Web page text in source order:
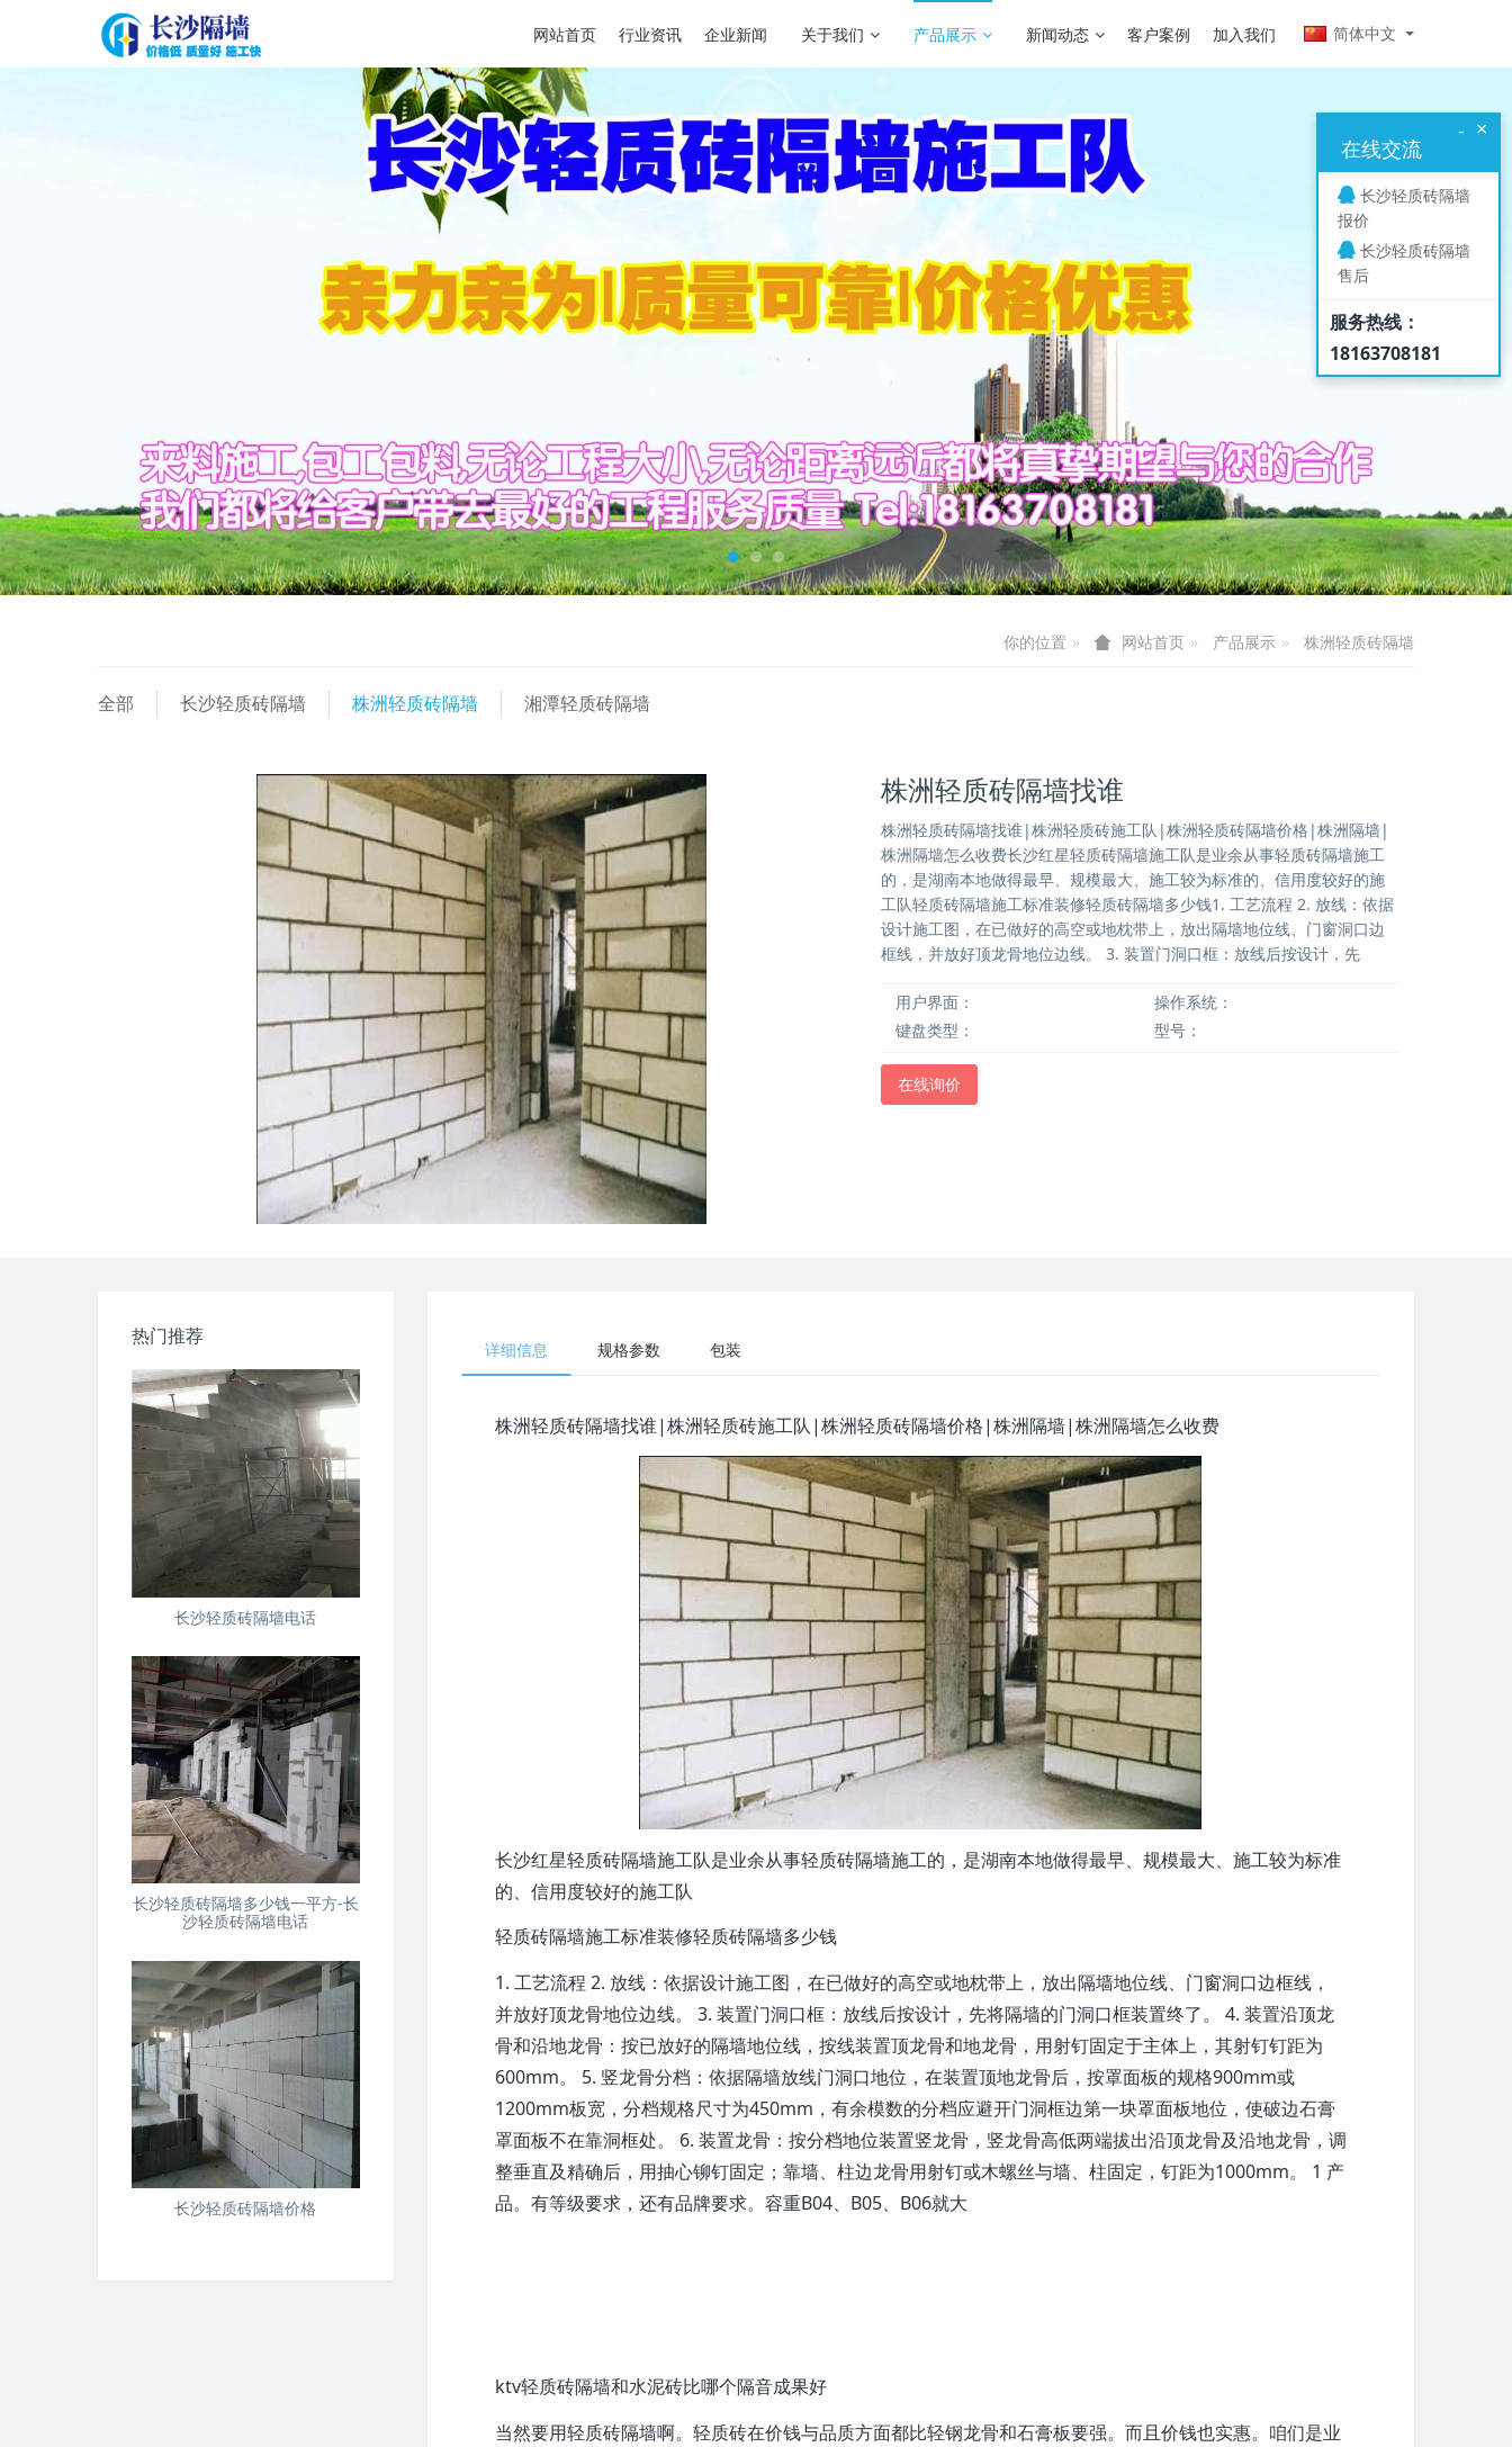
简体中文
网站首页 行业资讯 企业新闻 关于我们 产品展示 新闻动态 客户案例 加入我们
你的位置 网站首页 产品展示 株洲轻质砖隔墙
全部 长沙轻质砖隔墙 株洲轻质砖隔墙 湘潭轻质砖隔墙
株洲轻质砖隔墙找谁
株洲轻质砖隔墙找谁|株洲轻质砖施工队|株洲轻质砖隔墙价格|株洲隔墙|
株洲隔墙怎么收费长沙红星轻质砖隔墙施工队是业余从事轻质砖隔墙施工
的，是湖南本地做得最早、规模最大、施工较为标准的、信用度较好的施
工队轻质砖隔墙施工标准装修轻质砖隔墙多少钱1. 工艺流程 2. 放线：依据
设计施工图，在已做好的高空或地枕带上，放出隔墙地位线、门窗洞口边
框线，并放好顶龙骨地位边线。 3. 装置门洞口框：放线后按设计，先
用户界面：
操作系统：
键盘类型：
型号：
在线询价
详细信息 规格参数 包装
株洲轻质砖隔墙找谁|株洲轻质砖施工队|株洲轻质砖隔墙价格|株洲隔墙|株洲隔墙怎么收费
长沙红星轻质砖隔墙施工队是业余从事轻质砖隔墙施工的，是湖南本地做得最早、规模最大、施工较为标准
的、信用度较好的施工队
轻质砖隔墙施工标准装修轻质砖隔墙多少钱
1. 工艺流程 2. 放线：依据设计施工图，在已做好的高空或地枕带上，放出隔墙地位线、门窗洞口边框线，
并放好顶龙骨地位边线。 3. 装置门洞口框：放线后按设计，先将隔墙的门洞口框装置终了。 4. 装置沿顶龙
骨和沿地龙骨：按已放好的隔墙地位线，按线装置顶龙骨和地龙骨，用射钉固定于主体上，其射钉钉距为
600mm。 5. 竖龙骨分档：依据隔墙放线门洞口地位，在装置顶地龙骨后，按罩面板的规格900mm或
1200mm板宽，分档规格尺寸为450mm，有余模数的分档应避开门洞框边第一块罩面板地位，使破边石膏
罩面板不在靠洞框处。 6. 装置龙骨：按分档地位装置竖龙骨，竖龙骨高低两端拔出沿顶龙骨及沿地龙骨，调
整垂直及精确后，用抽心铆钉固定；靠墙、柱边龙骨用射钉或木螺丝与墙、柱固定，钉距为1000mm。 1 产
品。有等级要求，还有品牌要求。容重B04、B05、B06就大
ktv轻质砖隔墙和水泥砖比哪个隔音成果好
当然要用轻质砖隔墙啊。轻质砖在价钱与品质方面都比轻钢龙骨和石膏板要强。而且价钱也实惠。咱们是业
热门推荐
长沙轻质砖隔墙电话
长沙轻质砖隔墙多少钱一平方-长
沙轻质砖隔墙电话
长沙轻质砖隔墙价格
×
-
在线交流
长沙轻质砖隔墙
报价
长沙轻质砖隔墙
售后
服务热线：
18163708181